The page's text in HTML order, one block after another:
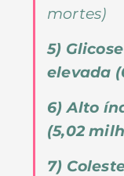
mortes)
5)
elevada
6) Alto
(5,02
7)